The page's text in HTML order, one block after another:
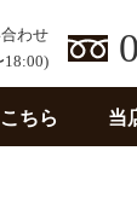
わせ
18:00)
ちら 当